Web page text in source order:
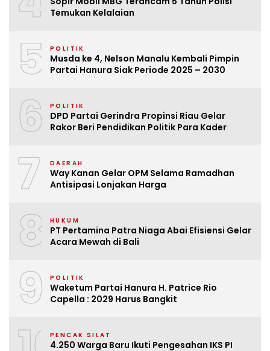
Temukan Kelalaian
5 POLITIK
Musda ke 4, Nelson Manalu Kembali Pimpin
Partai Hanura Siak Periode 2025 – 2030
6 POLITIK
DPD Partai Gerindra Propinsi Riau Gelar
Rakor Beri Pendidikan Politik Para Kader
7 DAERAH
Way Kanan Gelar OPM Selama Ramadhan
Antisipasi Lonjakan Harga
8 HUKUM
PT Pertamina Patra Niaga Abai Efisiensi Gelar
Acara Mewah di Bali
9 POLITIK
Waketum Partai Hanura H. Patrice Rio
Capella : 2029 Harus Bangkit
PENCAK SILAT
4.250 Warga Baru Ikuti Pengesahan IKS PI